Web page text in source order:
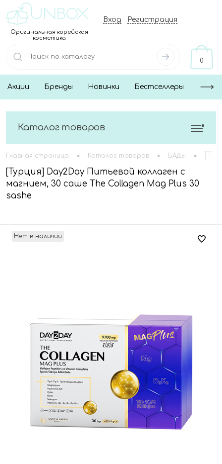
Оригинальная корейская
косметика
Вход Регистрация
0
Акции Бренды Новинки Бестселлеры
Каталог товаров
Главная страница • Каталог товаров • БАДы •
[Турция] Day2Day Питьевой коллаген с
магнием, 30 саше The Collagen Mag Plus 30
sashe
Нет в наличии